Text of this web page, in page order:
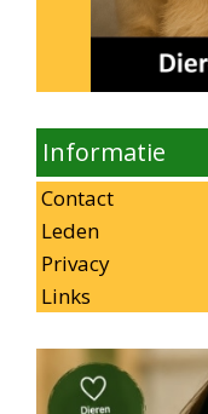
Informatie
Contact
Leden
Privacy
Links